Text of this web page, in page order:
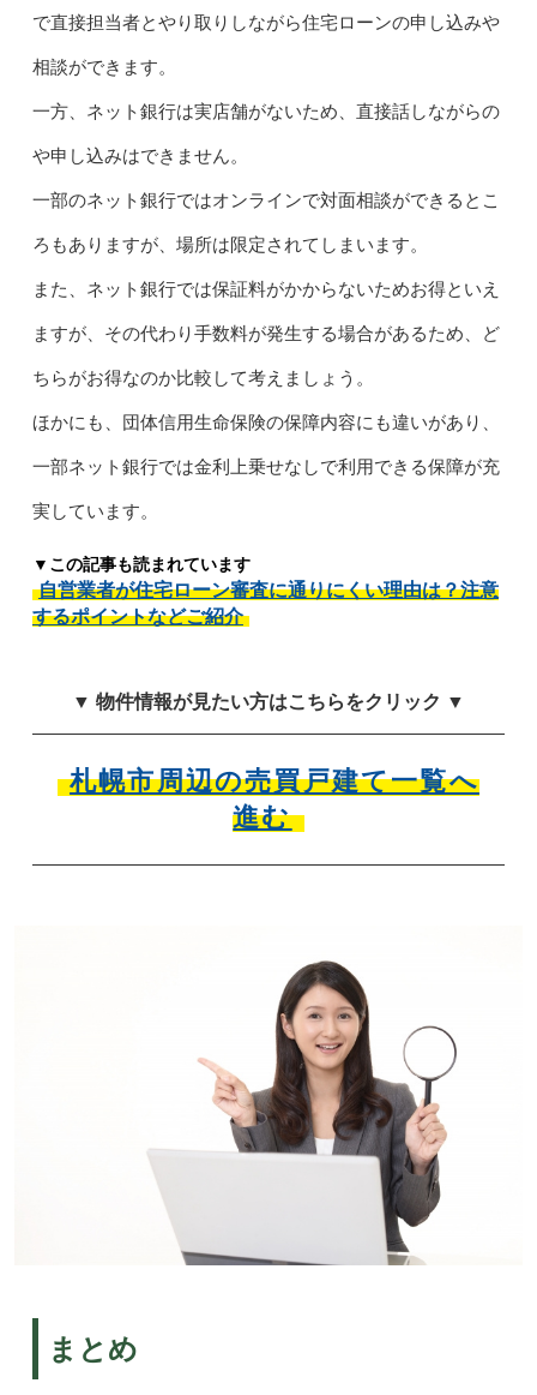
で直接担当者とやり取りしながら住宅ローンの申し込みや
相談ができます。
一方、ネット銀行は実店舗がないため、直接話しながらの
や申し込みはできません。
一部のネット銀行ではオンラインで対面相談ができるとこ
ろもありますが、場所は限定されてしまいます。
また、ネット銀行では保証料がかからないためお得といえ
ますが、その代わり手数料が発生する場合があるため、ど
ちらがお得なのか比較して考えましょう。
ほかにも、団体信用生命保険の保障内容にも違いがあり、
一部ネット銀行では金利上乗せなしで利用できる保障が充
実しています。
▼この記事も読まれています
自営業者が住宅ローン審査に通りにくい理由は？注意
するポイントなどご紹介
▼ 物件情報が見たい方はこちらをクリック ▼
札幌市周辺の売買戸建て一覧へ
進む
まとめ